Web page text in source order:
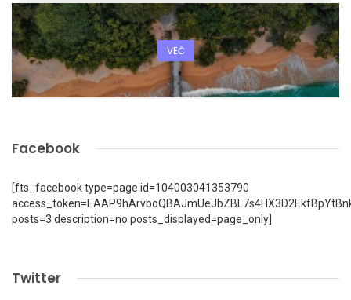
VEČ
Facebook
[fts_facebook type=page id=104003041353790
posts=3 description=no posts_displayed=page_only]
Twitter